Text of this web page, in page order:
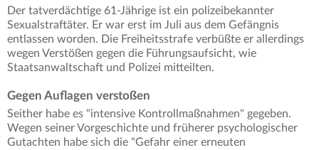
Der tatverdächtige 61-Jährige ist ein polizeibekannter
Sexualstraftäter. Er war erst im Juli aus dem Gefängnis
entlassen worden. Die Freiheitsstrafe verbüßte er allerdings
wegen Verstößen gegen die Führungsaufsicht, wie
Staatsanwaltschaft und Polizei mitteilten.
Gegen Auflagen verstoßen
Seither habe es "intensive Kontrollmaßnahmen" gegeben.
Wegen seiner Vorgeschichte und früherer psychologischer
Gutachten habe sich die "Gefahr einer erneuten